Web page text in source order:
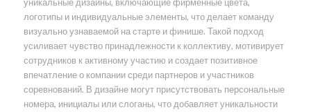
логотипы и индивидуальные элементы, что делает команду
визуально узнаваемой на старте и финише. Такой подход
усиливает чувство принадлежности к коллективу, мотивирует
сотрудников к активному участию и создает позитивное
впечатление о компании среди партнеров и участников
соревнований. В дизайне могут присутствовать персональные
номера, инициалы или слоганы, что добавляет уникальности